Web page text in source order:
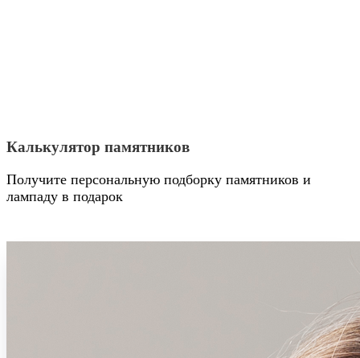
Калькулятор памятников
Получите персональную подборку памятников и
лампаду в подарок